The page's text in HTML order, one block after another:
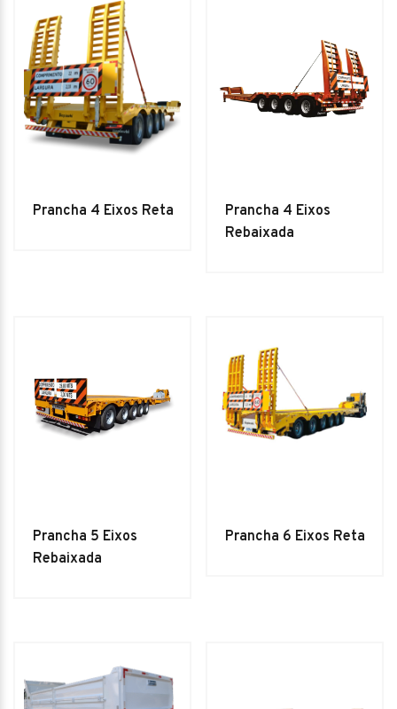
Prancha 4 Eixos Reta
Prancha 4 Eixos
Rebaixada
Prancha 5 Eixos
Rebaixada
Prancha 6 Eixos Reta